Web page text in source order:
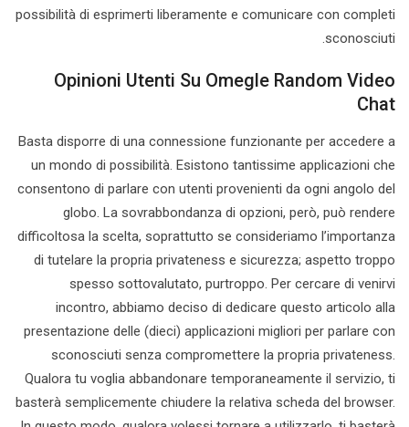
possibilità di esprimerti liberamente e comunicare con completi
sconosciuti.
Opinioni Utenti Su Omegle Random Video
Chat
Basta disporre di una connessione funzionante per accedere a
un mondo di possibilità. Esistono tantissime applicazioni che
consentono di parlare con utenti provenienti da ogni angolo del
globo. La sovrabbondanza di opzioni, però, può rendere
difficoltosa la scelta, soprattutto se consideriamo l’importanza
di tutelare la propria privateness e sicurezza; aspetto troppo
spesso sottovalutato, purtroppo. Per cercare di venirvi
incontro, abbiamo deciso di dedicare questo articolo alla
presentazione delle (dieci) applicazioni migliori per parlare con
sconosciuti senza compromettere la propria privateness.
Qualora tu voglia abbandonare temporaneamente il servizio, ti
basterà semplicemente chiudere la relativa scheda del browser.